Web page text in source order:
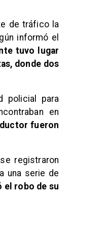
de tráfico la
informó el
tuvo lugar
donde dos
policial para
en
fueron
registraron
una serie de
el robo de su